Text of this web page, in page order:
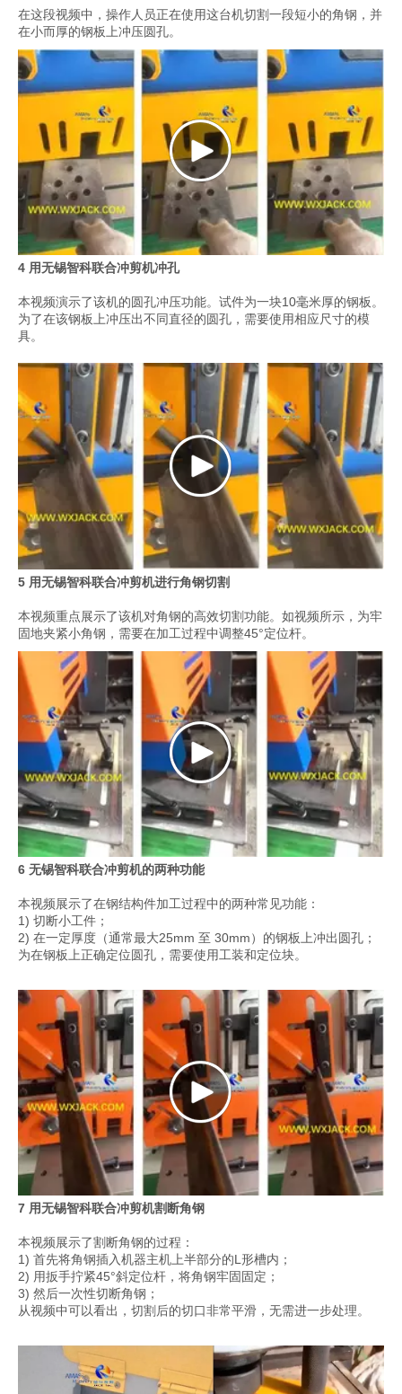
在这段视频中，操作人员正在使用这台机切割一段短小的角钢，并
在小而厚的钢板上冲压圆孔。
4 用无锡智科联合冲剪机冲孔
本视频演示了该机的圆孔冲压功能。试件为一块10毫米厚的钢板。
为了在该钢板上冲压出不同直径的圆孔，需要使用相应尺寸的模
具。
5 用无锡智科联合冲剪机进行角钢切割
本视频重点展示了该机对角钢的高效切割功能。如视频所示，为牢
固地夹紧小角钢，需要在加工过程中调整45°定位杆。
6 无锡智科联合冲剪机的两种功能
本视频展示了在钢结构件加工过程中的两种常见功能：
1) 切断小工件；
2) 在一定厚度（通常最大25mm 至 30mm）的钢板上冲出圆孔；
为在钢板上正确定位圆孔，需要使用工装和定位块。
7 用无锡智科联合冲剪机割断角钢
本视频展示了割断角钢的过程：
1) 首先将角钢插入机器主机上半部分的L形槽内；
2) 用扳手拧紧45°斜定位杆，将角钢牢固固定；
3) 然后一次性切断角钢；
从视频中可以看出，切割后的切口非常平滑，无需进一步处理。